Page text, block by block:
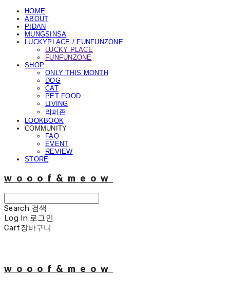
HOME
ABOUT
PIDAN
MUNGSINSA
LUCKYPLACE / FUNFUNZONE
LUCKY PLACE
FUNFUNZONE
SHOP
ONLY THIS MONTH
DOG
CAT
PET FOOD
LIVING
리퍼존
LOOKBOOK
COMMUNITY
FAQ
EVENT
REVIEW
STORE
wooof&meow
Search 검색
Log In 로그인
Cart장바구니
wooof&meow